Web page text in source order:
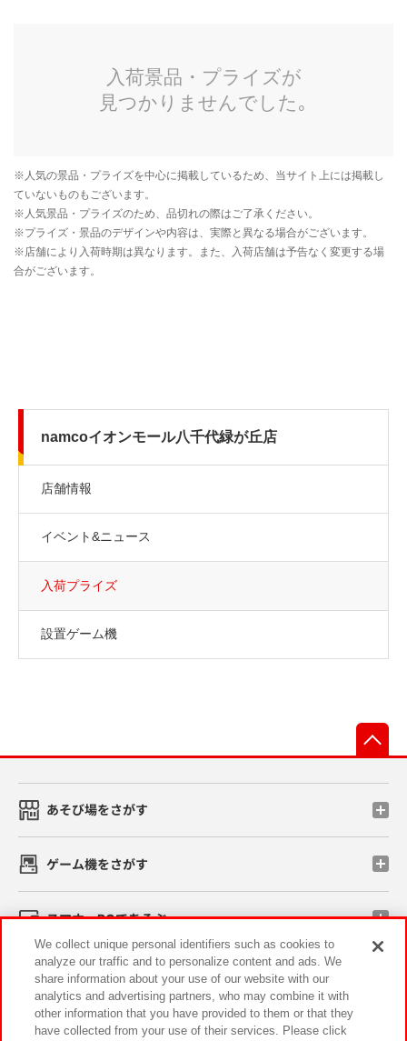
namcoイオンモール八千代緑が丘店
店舗情報
イベント&ニュース
入荷プライズ
設置ゲーム機
あそび場をさがす
ゲーム機をさがす
スマホ・PCであそぶ
イベント・キャンペーン
We collect unique personal identifiers such as cookies to
analyze our traffic and to personalize content and ads. We
share information about your use of our website with our
analytics and advertising partners, who may combine it with
other information that you have provided to them or that they
have collected from your use of their services. Please click